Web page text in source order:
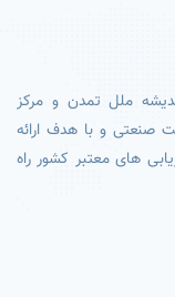
ملل تمدن و مرکز
صنعتی و با هدف ارائه
های معتبر کشور راه